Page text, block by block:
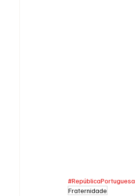
#RepúblicaPortuguesa
Fraternidade